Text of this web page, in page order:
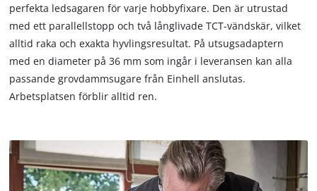
due
to
trackers
that
not
disclosed
visitor.
The
website
perfekta ledsagaren för varje hobbyfixare. Den är utrustad
med ett parallellstopp och två långlivade TCT-vändskär, vilket
alltid raka och exakta hyvlingsresultat. På utsugsadaptern
med en diameter på 36 mm som ingår i leveransen kan alla
passande grovdammsugare från Einhell anslutas.
Arbetsplatsen förblir alltid ren.